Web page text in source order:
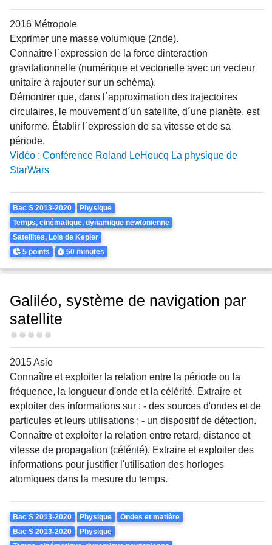
2016 Métropole
Exprimer une masse volumique (2nde).
Connaître l´expression de la force dinteraction
gravitationnelle (numérique et vectorielle avec un vecteur
unitaire à rajouter sur un schéma).
Démontrer que, dans l´approximation des trajectoires
circulaires, le mouvement d´un satellite, d´une planète, est
uniforme. Établir l´expression de sa vitesse et de sa
période.
Vidéo : Conférence Roland LeHoucq La physique de
StarWars
Theme
Bac S 2013-2020
Physique
Temps, cinématique, dynamique newtonienne
Satellites, Lois de Kepler
Points
5 points Durée
50 minutes
Galiléo, système de navigation par
satellite
Difficulté
2015 Asie
Connaître et exploiter la relation entre la période ou la
fréquence, la longueur d'onde et la célérité. Extraire et
exploiter des informations sur : - des sources d'ondes et de
particules et leurs utilisations ; - un dispositif de détection.
Connaître et exploiter la relation entre retard, distance et
vitesse de propagation (célérité). Extraire et exploiter des
informations pour justifier l'utilisation des horloges
atomiques dans la mesure du temps.
Theme
Bac S 2013-2020 Physique
Ondes et matière
Bac S 2013-2020
Physique